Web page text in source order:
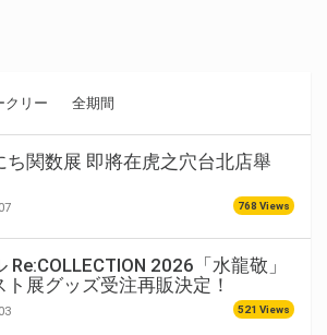
クリー 全期間
ち関数展 即將在虎之穴台北店舉
768 Views
Re:COLLECTION 2026「水龍敬」
ト展グッズ受注再販決定！
521 Views